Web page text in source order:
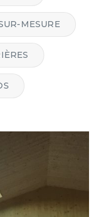
MESURE